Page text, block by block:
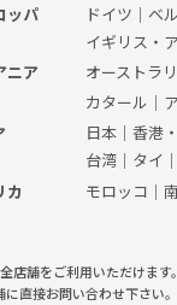
ッパ
ドイツ ｜ ベ
イギリス・
ニア
オーストラ
カタール ｜
日本｜ 香港
台湾｜ タイ ｜
カ
モロッコ ｜
店舗をご利用いただけます。
直接お問い合わせ下さい。